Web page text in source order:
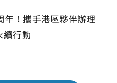
年！攜手港區夥伴辦理
續行動